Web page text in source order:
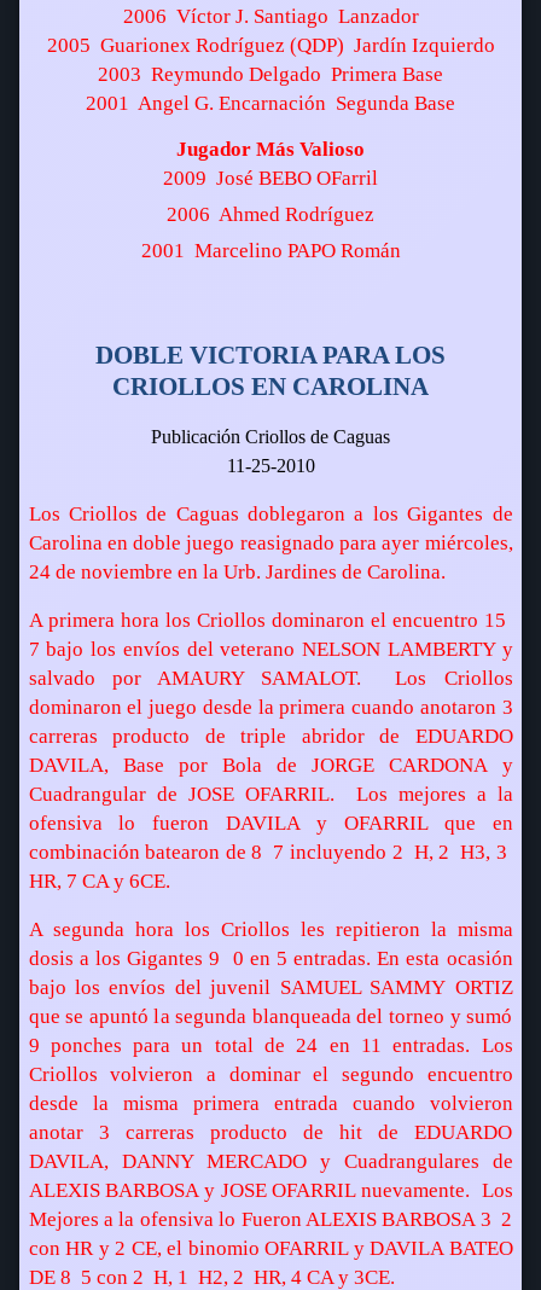
2006  Víctor J. Santiago  Lanzador
2005  Guarionex Rodríguez (QDP)  Jardín Izquierdo
2003  Reymundo Delgado  Primera Base
2001  Angel G. Encarnación  Segunda Base
Jugador Más Valioso
2009  José BEBO OFarril
2006  Ahmed Rodríguez
2001  Marcelino PAPO Román
DOBLE VICTORIA PARA LOS
CRIOLLOS EN CAROLINA
Publicación Criollos de Caguas
11-25-2010
Los Criollos de Caguas doblegaron a los Gigantes de
Carolina en doble juego reasignado para ayer miércoles,
24 de noviembre en la Urb. Jardines de Carolina.
A primera hora los Criollos dominaron el encuentro 15 
7 bajo los envíos del veterano NELSON LAMBERTY y
salvado por AMAURY SAMALOT.
Los Criollos
dominaron el juego desde la primera cuando anotaron 3
carreras producto de triple abridor de EDUARDO
DAVILA, Base por Bola de JORGE CARDONA y
Cuadrangular de JOSE OFARRIL.
Los mejores a la
ofensiva lo fueron DAVILA y OFARRIL que en
combinación batearon de 8  7 incluyendo 2  H, 2  H3, 3 
HR, 7 CA y 6CE.
A segunda hora los Criollos les repitieron la misma
dosis a los Gigantes 9  0 en 5 entradas. En esta ocasión
bajo los envíos del juvenil SAMUEL SAMMY ORTIZ
que se apuntó la segunda blanqueada del torneo y sumó
9 ponches para un total de 24 en 11 entradas. Los
Criollos volvieron a dominar el segundo encuentro
desde la misma primera entrada cuando volvieron
anotar 3 carreras producto de hit de EDUARDO
DAVILA, DANNY MERCADO y Cuadrangulares de
ALEXIS BARBOSA y JOSE OFARRIL nuevamente. Los
Mejores a la ofensiva lo Fueron ALEXIS BARBOSA 3  2
con HR y 2 CE, el binomio OFARRIL y DAVILA BATEO
DE 8  5 con 2  H, 1  H2, 2  HR, 4 CA y 3CE.